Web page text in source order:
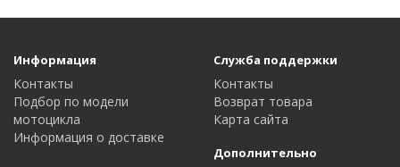
Информация
Контакты
Подбор по модели
мотоцикла
Информация о доставке
Служба поддержки
Контакты
Возврат товара
Карта сайта
Дополнительно